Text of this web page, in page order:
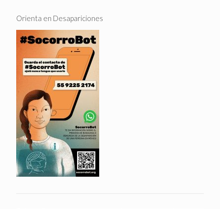
Orienta en Desapariciones